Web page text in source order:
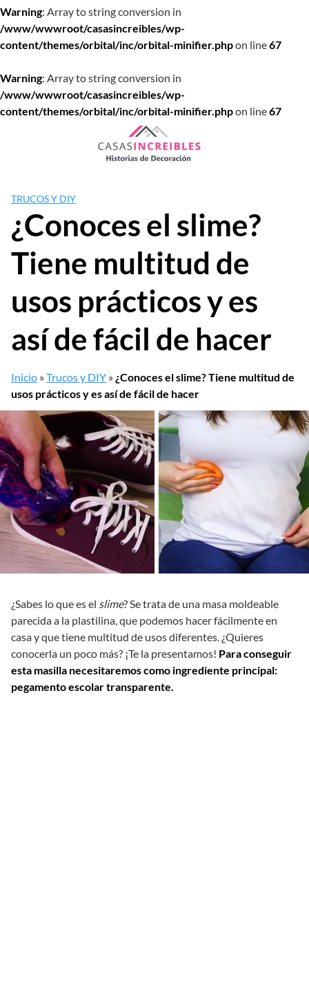
Warning: Array to string conversion in
/www/wwwroot/casasincreibles/wp-
content/themes/orbital/inc/orbital-minifier.phpon line67
Warning: Array to string conversion in
/www/wwwroot/casasincreibles/wp-
content/themes/orbital/inc/orbital-minifier.phpon line67
TRUCOS Y DIY
¿Conoces el slime?
Tiene multitud de
usos prácticos y es
así de fácil de hacer
Inicio »Trucos y DIY » ¿Conoces el slime? Tiene multitud de
usos prácticos y es así de fácil de hacer
¿Sabes lo que es el slime? Se trata de una masa moldeable
parecida a la plastilina, que podemos hacer fácilmente en
casa y que tiene multitud de usos diferentes. ¿Quieres
conocerla un poco más? ¡Te la presentamos! Para conseguir
esta masilla necesitaremos como ingrediente principal:
pegamento escolar transparente.